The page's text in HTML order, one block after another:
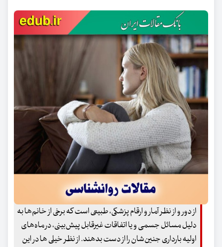
از دور و از نظر آمار و ارقام پزشکی، طبیعی است که برخی از خانم‌ها به
دلیل مسائل جسمی و یا اتفاقات غیرقابل پیش‌بینی، در ماه‌های
اولیه بارداری جنین‌شان را از دست بدهند. از نظر خیلی ها در این